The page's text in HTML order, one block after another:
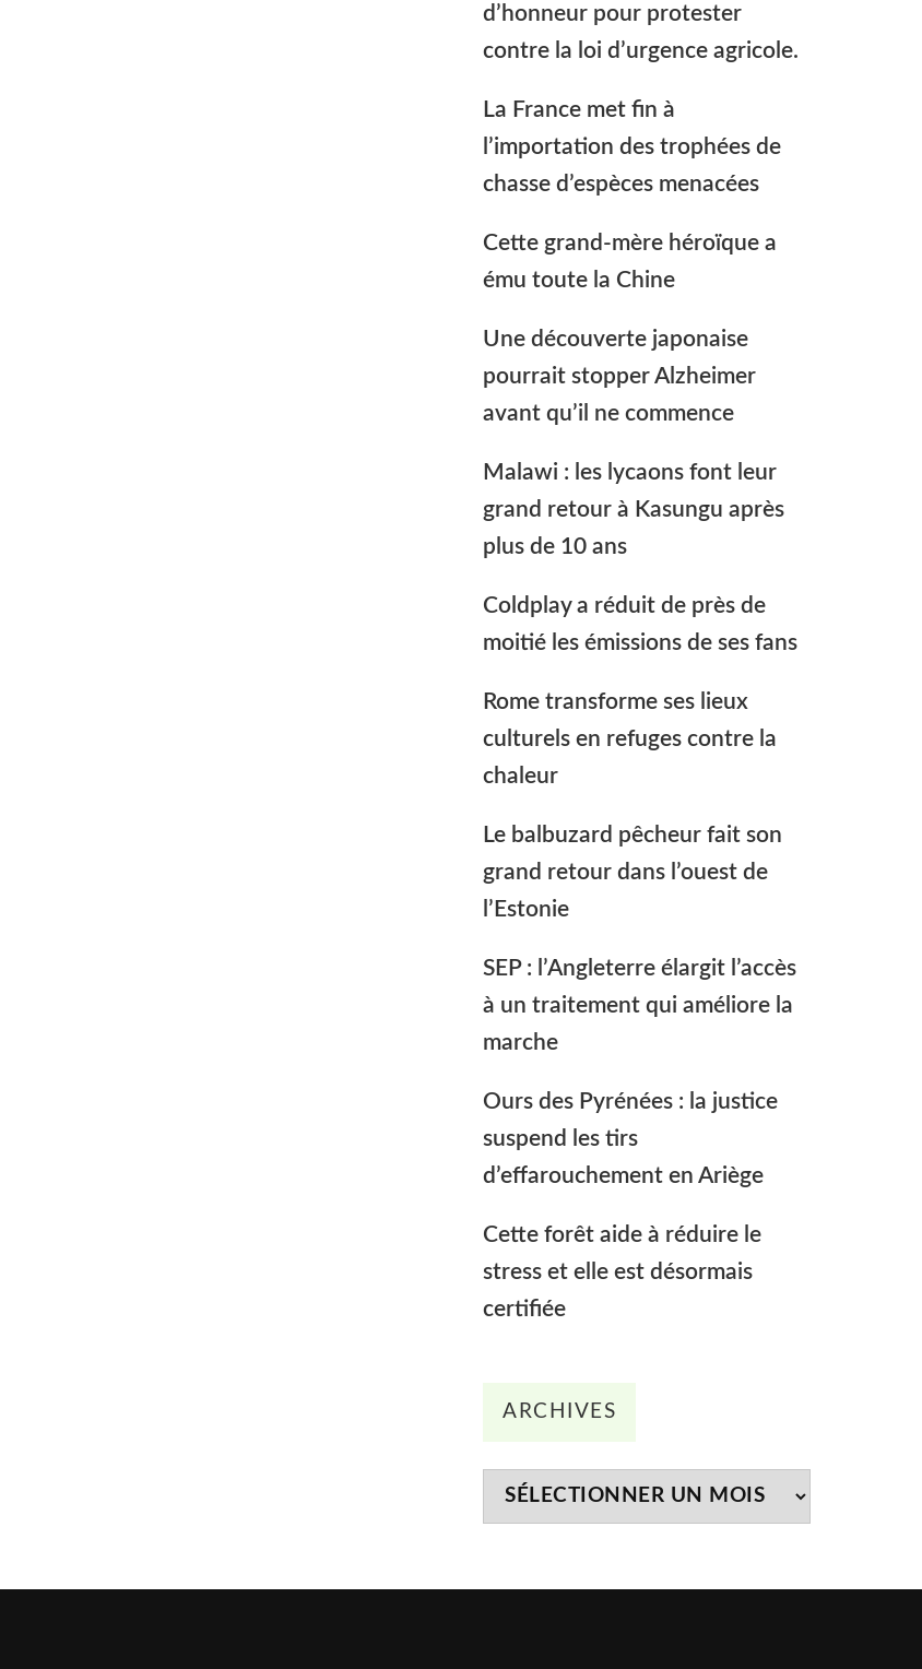
d’honneur pour protester
contre la loi d’urgence agricole.
La France met fin à
l’importation des trophées de
chasse d’espèces menacées
Cette grand-mère héroïque a
ému toute la Chine
Une découverte japonaise
pourrait stopper Alzheimer
avant qu’il ne commence
Malawi : les lycaons font leur
grand retour à Kasungu après
plus de 10 ans
Coldplay a réduit de près de
moitié les émissions de ses fans
Rome transforme ses lieux
culturels en refuges contre la
chaleur
Le balbuzard pêcheur fait son
grand retour dans l’ouest de
l’Estonie
SEP : l’Angleterre élargit l’accès
à un traitement qui améliore la
marche
Ours des Pyrénées : la justice
suspend les tirs
d’effarouchement en Ariège
Cette forêt aide à réduire le
stress et elle est désormais
certifiée
ARCHIVES